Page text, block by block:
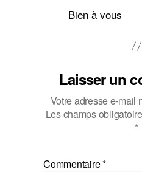
Bien à vous
Laisser un
Votre adresse e-mail
Les champs
*
Commentaire*